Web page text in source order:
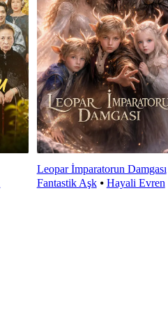
Leopar İmparatorun Damgası
Fantastik Aşk⦁ Hayali Evren